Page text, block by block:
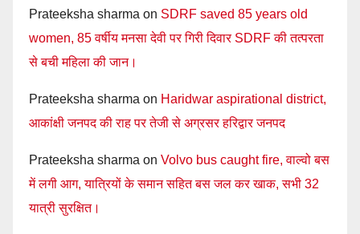
Prateeksha sharma on SDRF saved 85 years old
women, 85 वर्षीय मनसा देवी पर गिरी दिवार SDRF की तत्परता
से बची महिला की जान।
Prateeksha sharma on Haridwar aspirational district,
आकांक्षी जनपद की राह पर तेजी से अग्रसर हरिद्वार जनपद
Prateeksha sharma on Volvo bus caught fire, वाल्वो बस
में लगी आग, यात्रियों के समान सहित बस जल कर खाक, सभी 32
यात्री सुरक्षित।